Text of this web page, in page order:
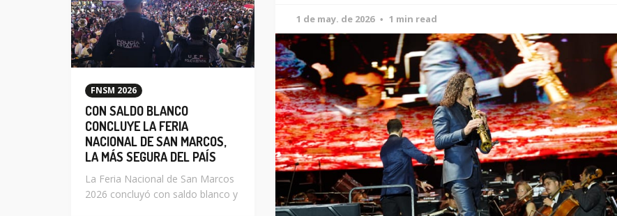
1 de may. de 2026 1 min read
FNSM 2026
CON SALDO BLANCO
CONCLUYE LA FERIA
NACIONAL DE SAN MARCOS,
LA MÁS SEGURA DEL PAÍS
La Feria Nacional de San Marcos
2026 concluyó con saldo blanco y